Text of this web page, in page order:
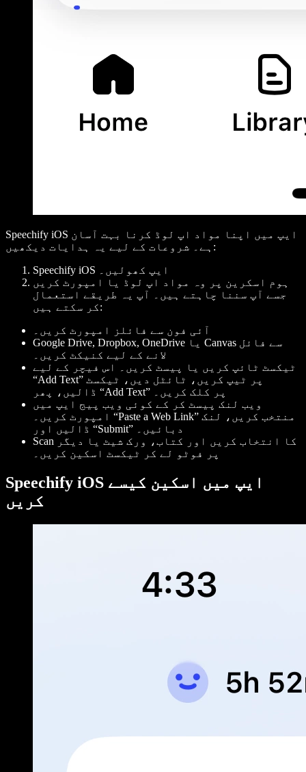
Speechify iOS ایپ میں اپنا مواد اپ لوڈ کرنا بہت آسان
ہے۔ شروعات کے لیے یہ ہدایات دیکھیں:
ہوم اسکرین پر وہ مواد اپ لوڈ یا امپورٹ کریں
جسے آپ سننا چاہتے ہیں۔ آپ یہ طریقے استعمال
کر سکتے ہیں:
آئی فون سے فائلز امپورٹ کریں۔
Google Drive, Dropbox, OneDrive یا Canvas سے فائل
ٹیکسٹ ٹائپ کریں یا پیسٹ کریں۔ اس فیچر کے لیے
“Add Text” پر ٹیپ کریں، ٹائٹل دیں، ٹیکسٹ
ویب لنک پیسٹ کر کے کوئی ویب پیج ایپ میں
امپورٹ کریں۔ “Paste a Web Link” منتخب کریں، لنک
Scan کا انتخاب کریں اور کتاب، ورک شیٹ یا دیگر
پر فوٹو لے کر ٹیکسٹ اسکین کریں۔
Speechify iOS ایپ میں اسکین کیسے
کریں